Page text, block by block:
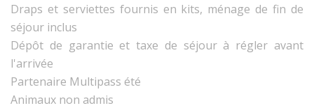
Draps et serviettes fournis en kits, ménage de fin de
séjour inclus
Dépôt de garantie et taxe de séjour à régler avant
l'arrivée
Partenaire Multipass été
Animaux non admis